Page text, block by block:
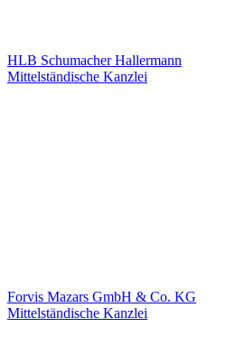
HLB Schumacher Hallermann
Mittelständische Kanzlei
Forvis Mazars GmbH & Co. KG
Mittelständische Kanzlei